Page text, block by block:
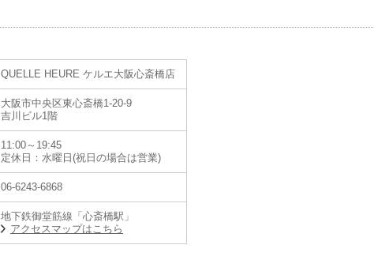
QUELLE HEURE ケルエ大阪心斎橋店
大阪市中央区東心斎橋1-20-9
吉川ビル1階
11:00～19:45
定休日：水曜日(祝日の場合は営業)
06-6243-6868
地下鉄御堂筋線「心斎橋駅」
アクセスマップはこちら